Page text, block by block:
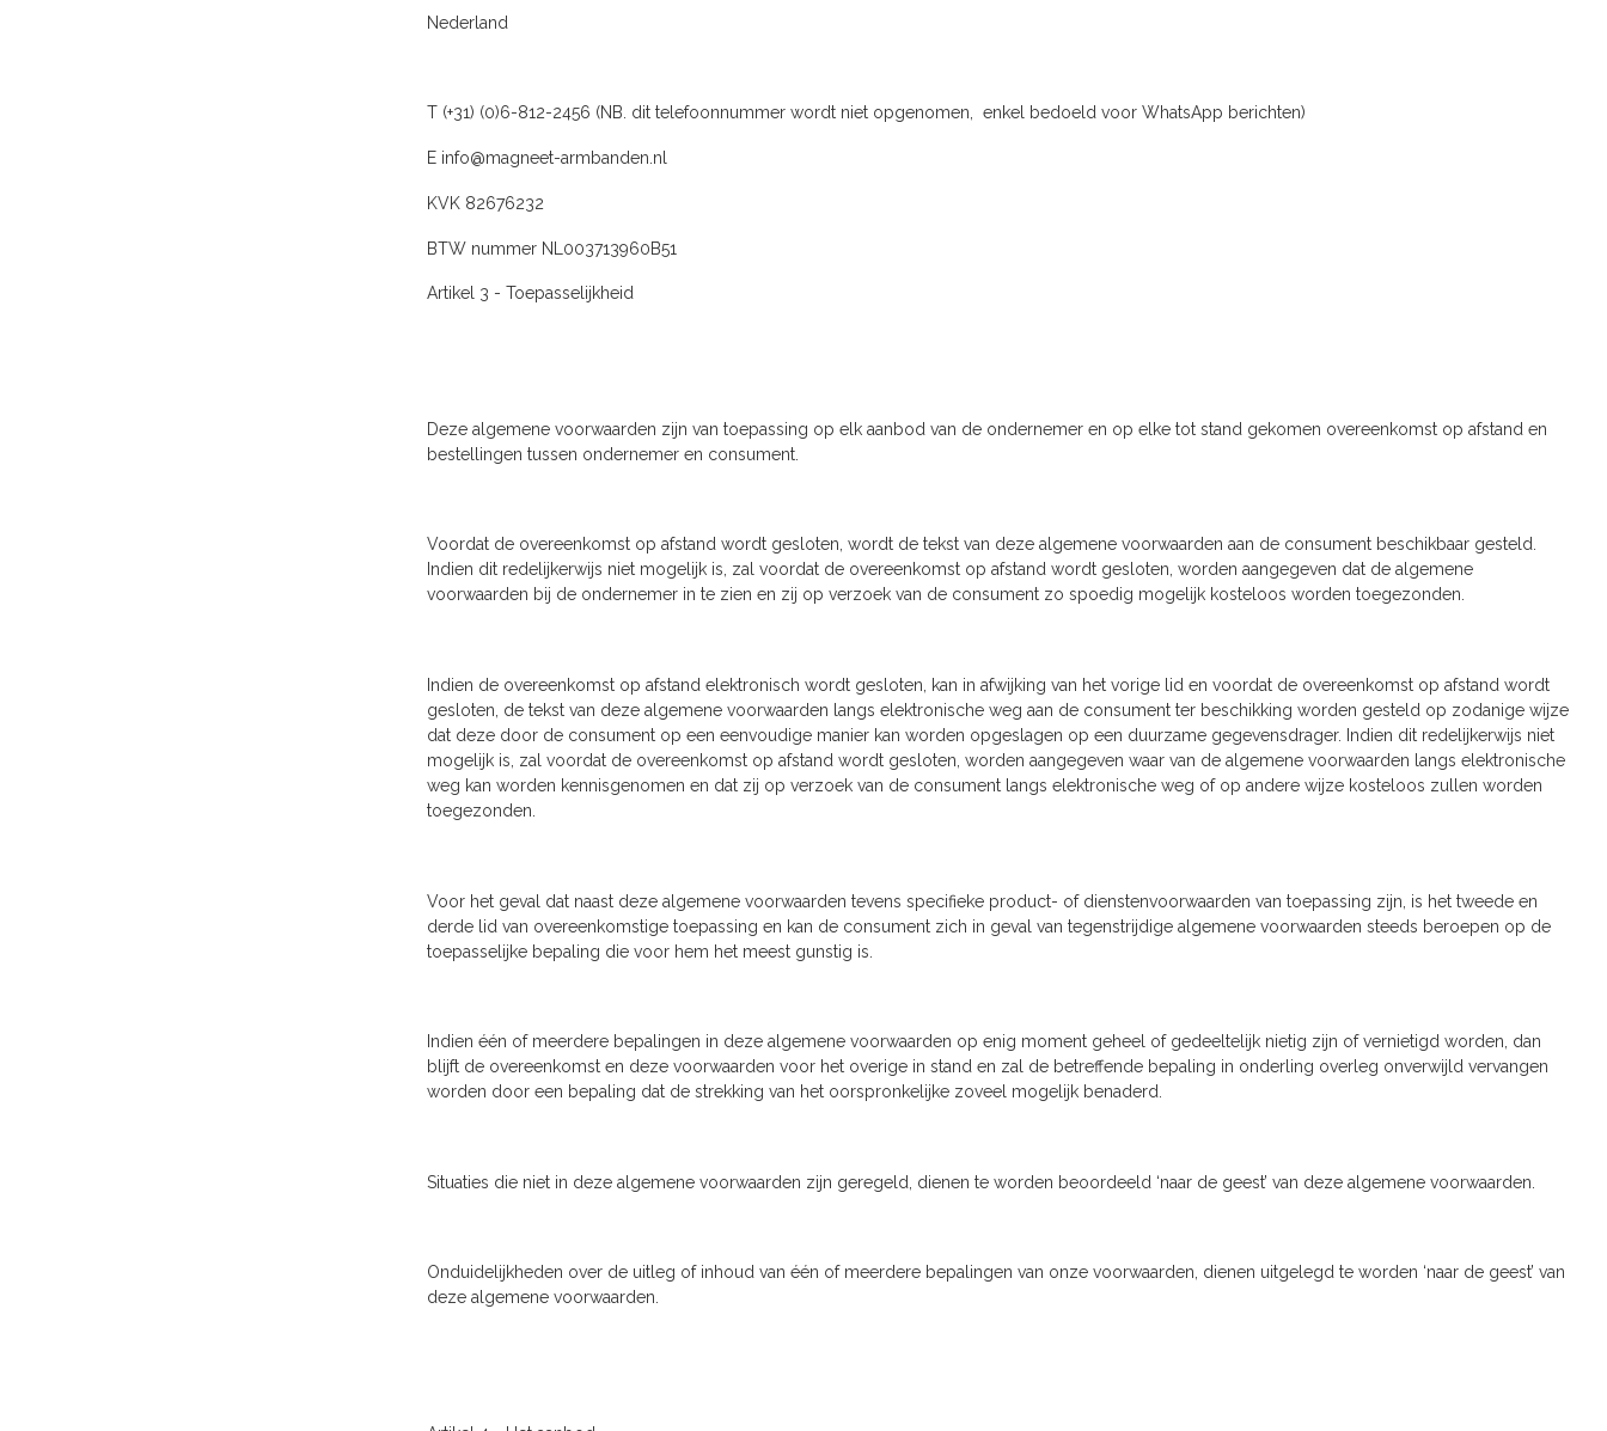
Nederland
T (+31) (0)6-812-2456 (NB. dit telefoonnummer wordt niet opgenomen, enkel bedoeld voor WhatsApp berichten)
E info@magneet-armbanden.nl
KVK 82676232
BTW nummer NL003713960B51
Artikel 3 - Toepasselijkheid
Deze algemene voorwaarden zijn van toepassing op elk aanbod van de ondernemer en op elke tot stand gekomen overeenkomst op afstand en
bestellingen tussen ondernemer en consument.
Voordat de overeenkomst op afstand wordt gesloten, wordt de tekst van deze algemene voorwaarden aan de consument beschikbaar gesteld.
Indien dit redelijkerwijs niet mogelijk is, zal voordat de overeenkomst op afstand wordt gesloten, worden aangegeven dat de algemene
voorwaarden bij de ondernemer in te zien en zij op verzoek van de consument zo spoedig mogelijk kosteloos worden toegezonden.
Indien de overeenkomst op afstand elektronisch wordt gesloten, kan in afwijking van het vorige lid en voordat de overeenkomst op afstand wordt
gesloten, de tekst van deze algemene voorwaarden langs elektronische weg aan de consument ter beschikking worden gesteld op zodanige wijze
dat deze door de consument op een eenvoudige manier kan worden opgeslagen op een duurzame gegevensdrager. Indien dit redelijkerwijs niet
mogelijk is, zal voordat de overeenkomst op afstand wordt gesloten, worden aangegeven waar van de algemene voorwaarden langs elektronische
weg kan worden kennisgenomen en dat zij op verzoek van de consument langs elektronische weg of op andere wijze kosteloos zullen worden
toegezonden.
Voor het geval dat naast deze algemene voorwaarden tevens specifieke product- of dienstenvoorwaarden van toepassing zijn, is het tweede en
derde lid van overeenkomstige toepassing en kan de consument zich in geval van tegenstrijdige algemene voorwaarden steeds beroepen op de
toepasselijke bepaling die voor hem het meest gunstig is.
Indien één of meerdere bepalingen in deze algemene voorwaarden op enig moment geheel of gedeeltelijk nietig zijn of vernietigd worden, dan
blijft de overeenkomst en deze voorwaarden voor het overige in stand en zal de betreffende bepaling in onderling overleg onverwijld vervangen
worden door een bepaling dat de strekking van het oorspronkelijke zoveel mogelijk benaderd.
Situaties die niet in deze algemene voorwaarden zijn geregeld, dienen te worden beoordeeld ‘naar de geest’ van deze algemene voorwaarden.
Onduidelijkheden over de uitleg of inhoud van één of meerdere bepalingen van onze voorwaarden, dienen uitgelegd te worden ‘naar de geest’ van
deze algemene voorwaarden.